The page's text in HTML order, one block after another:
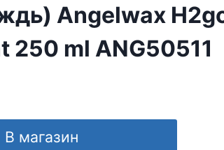
Angelwax
250 ml ANG50511
В магазин